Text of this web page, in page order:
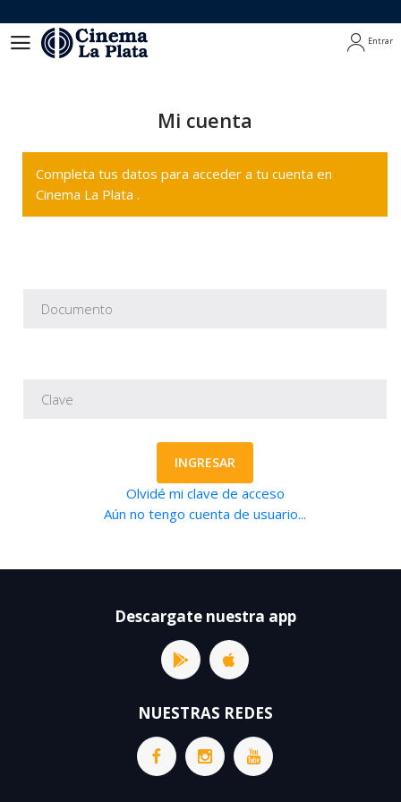
Entrar
Mi cuenta
Completa tus datos para acceder a tu cuenta en
Cinema La Plata .
INGRESAR
Olvidé mi clave de acceso
Aún no tengo cuenta de usuario...
Descargate nuestra app
NUESTRAS REDES